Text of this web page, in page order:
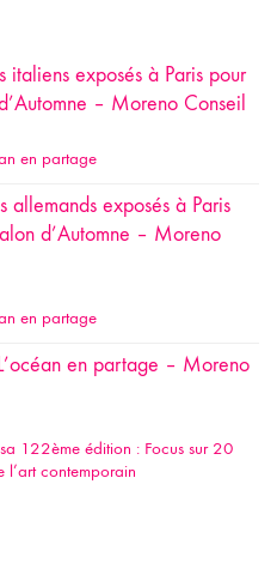
exposés à Paris pour
– Moreno Conseil
en partage
exposés à Paris
d’Automne – Moreno
en partage
en partage – Moreno
122ème édition : Focus sur 20
contemporain